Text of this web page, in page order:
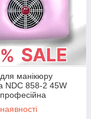
манікюру
NDC 858-2 45W
витяжка
пилосос витяг